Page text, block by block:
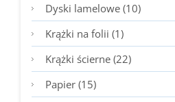
Dyski lamelowe (10)
Krążki na folii (1)
Krążki ścierne (22)
Papier (15)